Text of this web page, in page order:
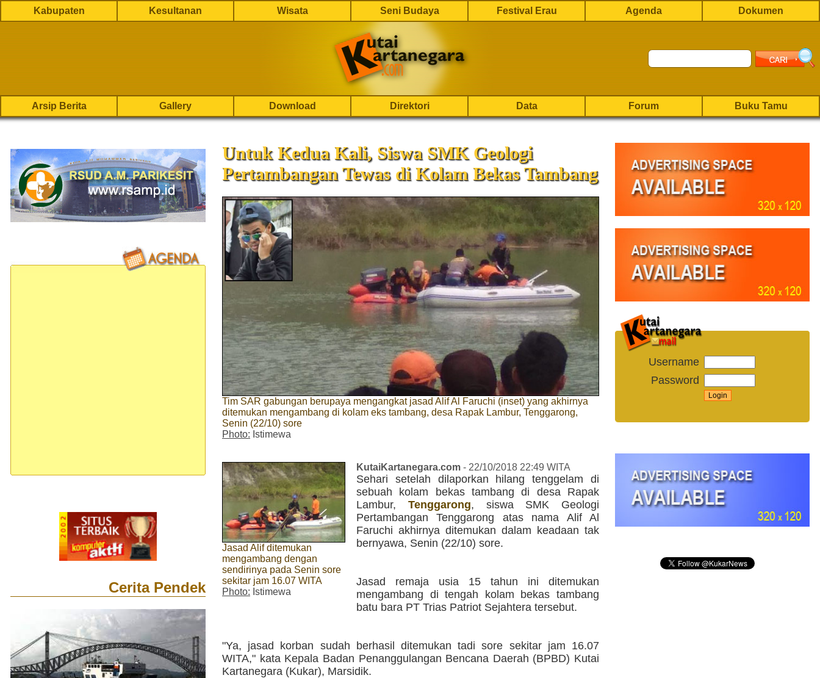
Kabupaten Kesultanan Wisata Seni Budaya Festival Erau Agenda Dokumen
Arsip Berita Gallery Download Direktori Data Forum Buku Tamu
Cerita Pendek
Untuk Kedua Kali, Siswa SMK Geologi
Pertambangan Tewas di Kolam Bekas Tambang
Tim SAR gabungan berupaya mengangkat jasad Alif Al Faruchi (inset) yang akhirnya
ditemukan mengambang di kolam eks tambang, desa Rapak Lambur, Tenggarong,
Senin (22/10) sore
Photo: Istimewa
Jasad Alif ditemukan
mengambang dengan
sendirinya pada Senin sore
sekitar jam 16.07 WITA
Photo: Istimewa
KutaiKartanegara.com - 22/10/2018 22:49 WITA
Sehari setelah dilaporkan hilang tenggelam di
sebuah kolam bekas tambang di desa Rapak
Lambur, Tenggarong, siswa SMK Geologi
Pertambangan Tenggarong atas nama Alif Al
Faruchi akhirnya ditemukan dalam keadaan tak
bernyawa, Senin (22/10) sore.
Jasad remaja usia 15 tahun ini ditemukan
mengambang di tengah kolam bekas tambang
batu bara PT Trias Patriot Sejahtera tersebut.
"Ya, jasad korban sudah berhasil ditemukan tadi sore sekitar jam 16.07
WITA," kata Kepala Badan Penanggulangan Bencana Daerah (BPBD) Kutai
Kartanegara (Kukar), Marsidik.
Username
Password